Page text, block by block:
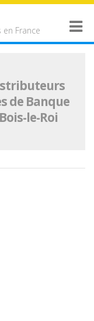
France
de Banque
le-Roi